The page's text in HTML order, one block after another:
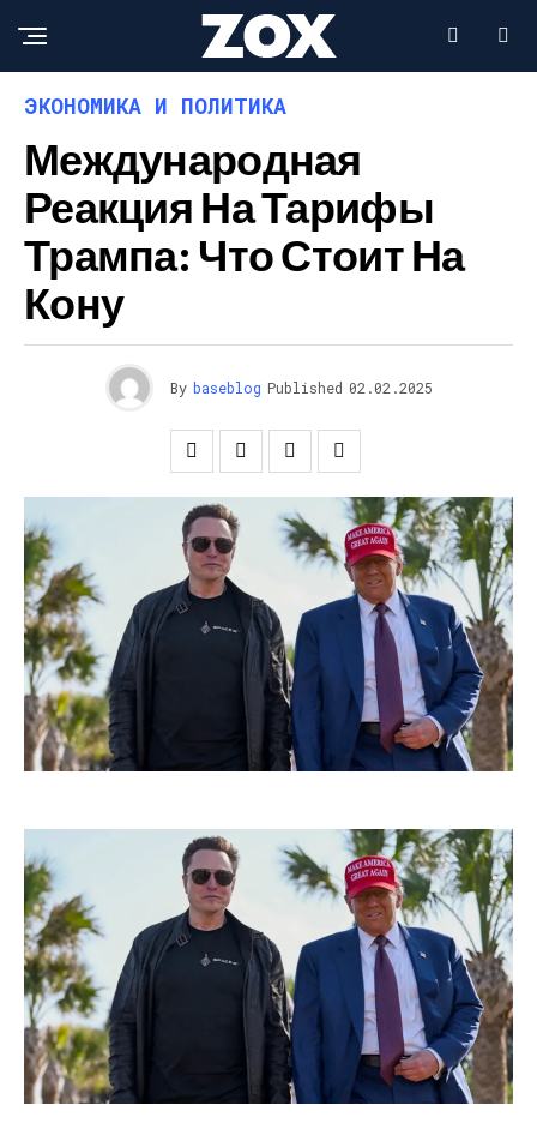
ЭКОНОМИКА И ПОЛИТИКА
Международная
Реакция На Тарифы
Трампа: Что Стоит На
Кону
By baseblog Published 02.02.2025